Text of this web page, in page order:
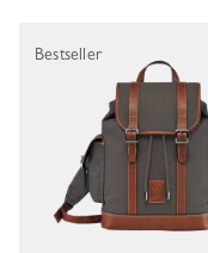
Bestseller